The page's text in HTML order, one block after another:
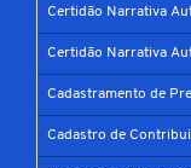
Certidão Narrativa
Certidão Narrativa
Cadastramento de
Cadastro de